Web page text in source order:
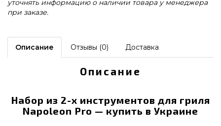
уточнять информацию о наличии товара у менеджера
при заказе.
Описание Отзывы (0) Доставка
Описание
Набор из 2-х инструментов для гриля
Napoleon Pro — купить в Украине